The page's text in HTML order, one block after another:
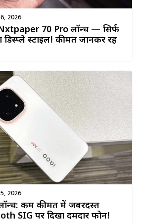
2026
70 Pro लॉन्च — सिर्फ
स्टाइल! कीमत जानकर रह
2026
कम कीमत में जबरदस्त
SIG पर दिखा दमदार फोन!